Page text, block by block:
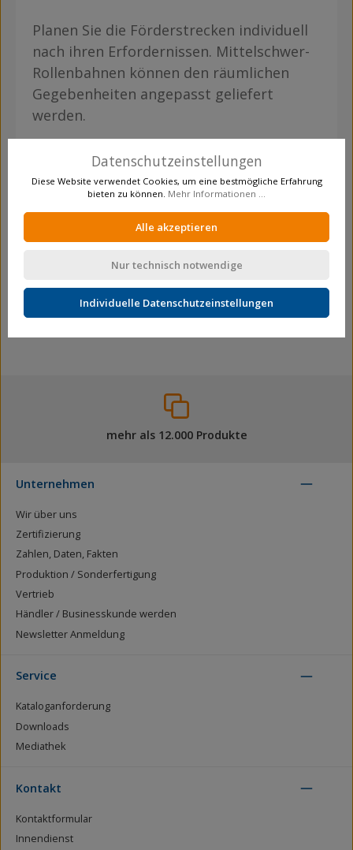
Planen Sie die Förderstrecken individuell
nach ihren Erfordernissen. Mittelschwer-
Rollenbahnen können den räumlichen
Gegebenheiten angepasst geliefert
werden.
Eigenschaften
Gesamtbreite: 380 mm
mehr als 12.000 Produkte
Unternehmen
Wir über uns
Zertifizierung
Zahlen, Daten, Fakten
Produktion / Sonderfertigung
Vertrieb
Händler / Businesskunde werden
Newsletter Anmeldung
Service
Kataloganforderung
Downloads
Mediathek
Kontakt
Kontaktformular
Innendienst
Datenschutzeinstellungen
Diese Website verwendet Cookies, um eine bestmögliche Erfahrung
bieten zu können. Mehr Informationen ...
Alle akzeptieren
Nur technisch notwendige
Individuelle Datenschutzeinstellungen